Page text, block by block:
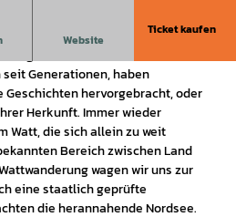
Website
Ticket kaufen
kommt? Auf dieser Tour könnt
Generationen, haben
hervorgebracht, oder
Herkunft. Immer wieder
Watt, die sich allein zu weit
Bereich zwischen Land
wagen wir uns zur
eine staatlich geprüfte
die herannahende Nordsee.